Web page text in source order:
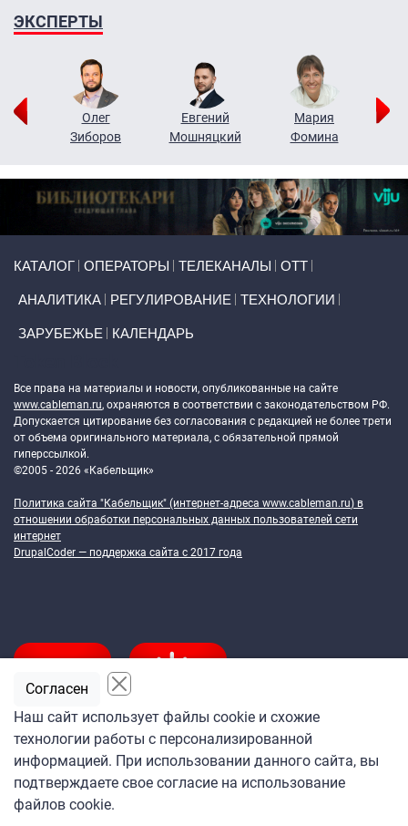
ЭКСПЕРТЫ
Олег
Зиборов
Евгений
Мошняцкий
Мария
Фомина
КАТАЛОГ ОПЕРАТОРЫ ТЕЛЕКАНАЛЫ ОТТ
АНАЛИТИКА РЕГУЛИРОВАНИЕ ТЕХНОЛОГИИ
ЗАРУБЕЖЬЕ КАЛЕНДАРЬ
Все права на материалы и новости, опубликованные на сайте
www.cableman.ru, охраняются в соответствии с законодательством РФ.
Допускается цитирование без согласования с редакцией не более трети
от объема оригинального материала, с обязательной прямой
гиперссылкой.
©2005 - 2026 «Кабельщик»
Политика сайта "Кабельщик" (интернет-адреса www.cableman.ru) в
отношении обработки персональных данных пользователей сети
интернет
DrupalCoder — поддержка сайта c 2017 года
Подпишитесь
на ежедневную рассылку
«Кабельщика»
Наш сайт использует файлы cookie и схожие
технологии работы с персонализированной
информацией. При использовании данного сайта, вы
подтверждаете свое согласие на использование
файлов cookie.
Согласен